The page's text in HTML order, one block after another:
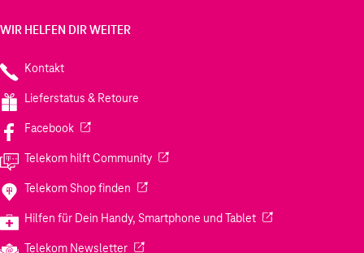
WIR HELFEN DIR WEITER
Kontakt
Lieferstatus & Retoure
Facebook(Wird in einem neuen Tab geöffnet)
Telekom hilft Community(Wird in einem neuen Tab geöffnet)
Telekom Shop finden (Wird in einem neuen Tab geöffnet)
Hilfen für Dein Handy, Smartphone und Tablet(Wird in einem
Telekom Newsletter(Wird in einem neuen Tab geöffnet)